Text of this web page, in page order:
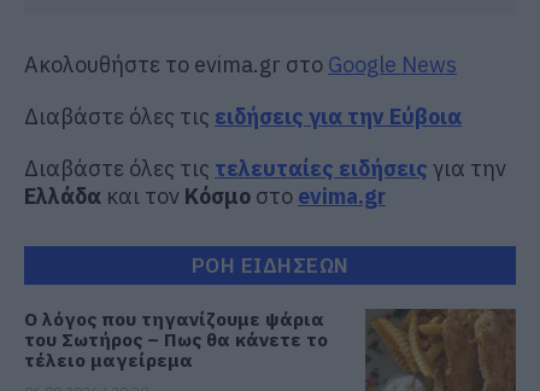
Ακολουθήστε το evima.gr στο Google News
Διαβάστε όλες τις ειδήσεις για την Εύβοια
Διαβάστε όλες τις τελευταίες ειδήσεις για την
Ελλάδα και τον Κόσμο στο evima.gr
ΡΟΗ ΕΙΔΗΣΕΩΝ
Ο λόγος που τηγανίζουμε ψάρια
του Σωτήρος – Πως θα κάνετε το
τέλειο μαγείρεμα